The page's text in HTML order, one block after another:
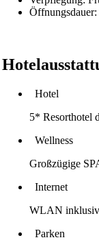
Hotel
5* Resorthotel
Wellness
Großzügige
Internet
WLAN
Parken